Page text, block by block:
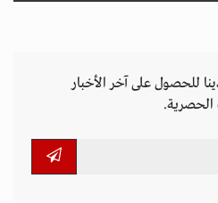
للحصول على آخر الأخبار
الحصرية.